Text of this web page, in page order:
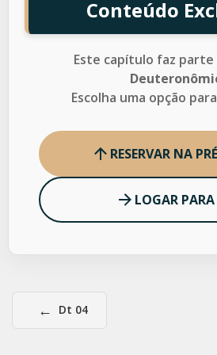
Conteúdo
Este capítulo faz
Escolha uma opção
RESERVAR NA
LOGAR PARA
← Dt 04